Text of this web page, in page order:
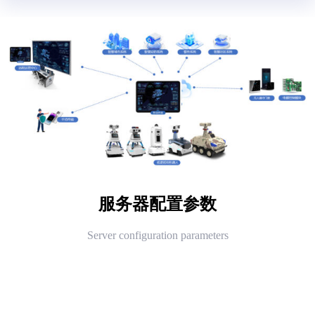
服务器配置参数
Server configuration parameters